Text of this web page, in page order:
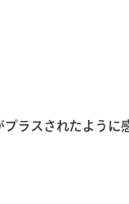
ラスされたように